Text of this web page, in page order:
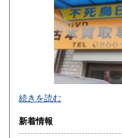
300
300
300
熊本県
宮崎県
不死鳥BOOKSでは、書籍
ゲーム、おもちゃ、骨董
にお問い合わせください。
続きを読む
新着情報